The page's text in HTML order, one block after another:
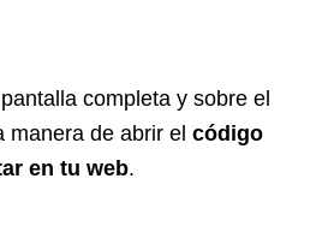
completa y sobre el
manera de abrir el código
en tu web.